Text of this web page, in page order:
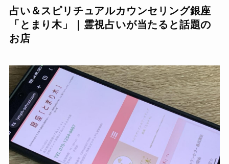
占い＆スピリチュアルカウンセリング銀座
「とまり木」｜霊視占いが当たると話題の
お店